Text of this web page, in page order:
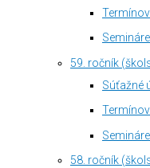
59. ročník
Súťažné
58. ročník